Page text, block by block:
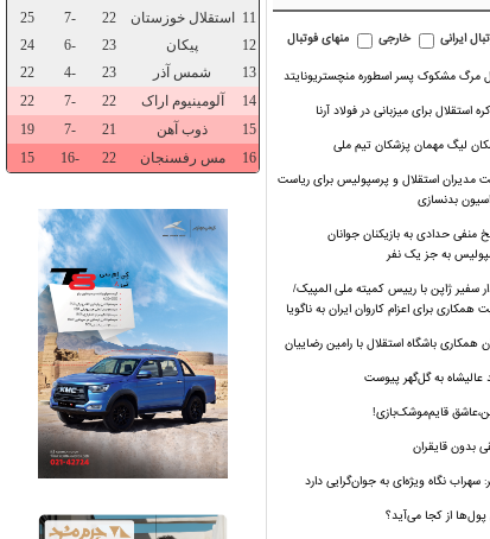
کوتاه
پارسال طوفانی،امسال
زمین پَر،تماشاگر
پَر،هیجان پَر!
رجبی:
ابتدای
ایرانی خارجی منهای فوتبال
مرگ مشکوک پسر اسطوره منچستریونایتد
استقلال برای میزبانی در فولاد آرنا
لیگ مهمان پزشکان تیم ملی
مدیران استقلال و پرسپولیس برای ریاست
بدنسازی
منفی حدادی به بازیکنان جوانان
به جز یک نفر
سفیر ژاپن با رییس کمیته ملی المپیک/
همکاری برای اعزام کاروان ایران به ناگویا
همکاری باشگاه استقلال با رامین رضاییان
عالیشاه به گل‌گهر پیوست
قایم‌موشک‌بازی!
بدون قایقران
سهراب نگاه ویژه‌ای به جوان‌گرایی دارد
پول‌ها از کجا می‌آید؟